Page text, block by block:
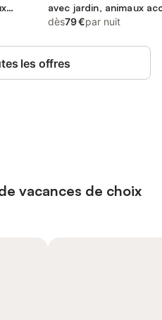
avec jardin, animaux
dès79 €par nuit
les offres
vacances de choix